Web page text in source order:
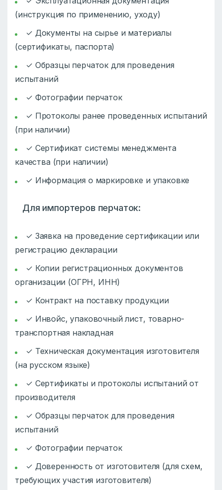
(инструкция по применению, уходу)
✓ Документы на сырье и материалы
(сертификаты, паспорта)
✓ Образцы перчаток для проведения
испытаний
✓ Фотографии перчаток
✓ Протоколы ранее проведенных испытаний
(при наличии)
✓ Сертификат системы менеджмента
качества (при наличии)
✓ Информация о маркировке и упаковке
Для импортеров перчаток:
✓ Заявка на проведение сертификации или
регистрацию декларации
✓ Копии регистрационных документов
организации (ОГРН, ИНН)
✓ Контракт на поставку продукции
✓ Инвойс, упаковочный лист, товарно-
транспортная накладная
✓ Техническая документация изготовителя
(на русском языке)
✓ Сертификаты и протоколы испытаний от
производителя
✓ Образцы перчаток для проведения
испытаний
✓ Фотографии перчаток
✓ Доверенность от изготовителя (для схем,
требующих участия изготовителя)